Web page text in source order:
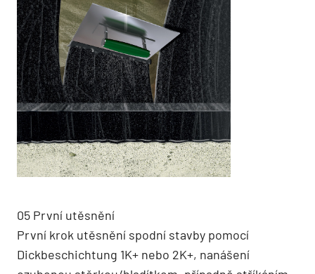
05 První utěsnění
První krok utěsnění spodní stavby pomocí
Dickbeschichtung 1K+ nebo 2K+, nanášení